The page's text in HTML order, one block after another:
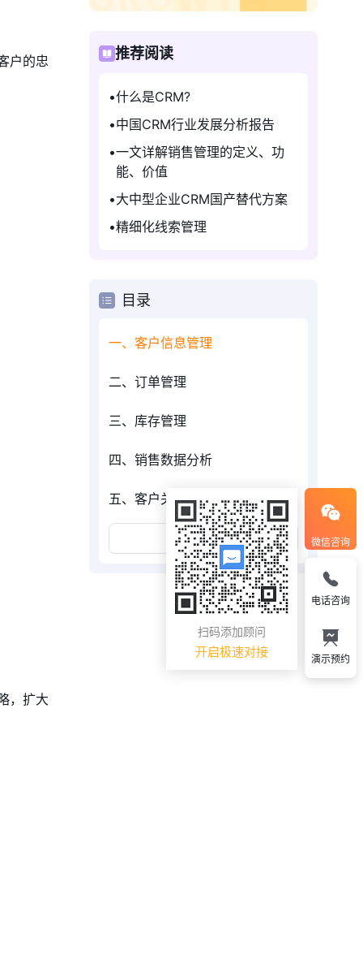
户的忠
，扩大
推荐阅读
什么是CRM?
中国CRM行业发展分析报告
一文详解销售管理的定义、功
能、价值
大中型企业CRM国产替代方案
精细化线索管理
目录
一、客户信息管理
二、订单管理
三、库存管理
四、销售数据分析
五、客户关系维护
展开更多 微信咨询
扫码添加顾问
开启极速对接
电话咨询
演示预约